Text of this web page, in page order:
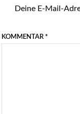
Deine E-Mail-
KOMMENTAR *